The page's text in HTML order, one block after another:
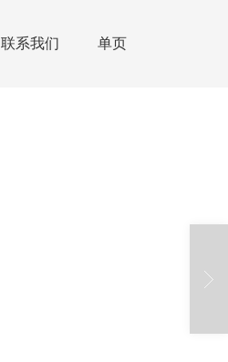
联系我们 单页